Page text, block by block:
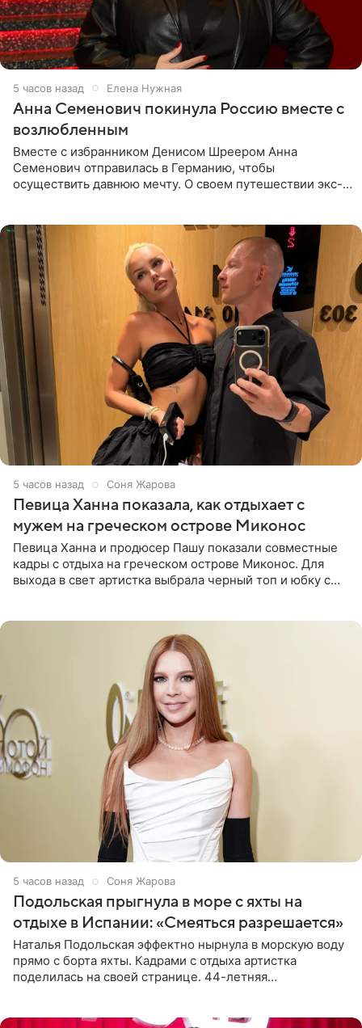
5 часов назад Елена Нужная
Анна Семенович покинула Россию вместе с
возлюбленным
Вместе с избранником Денисом Шреером Анна
Семенович отправилась в Германию, чтобы
осуществить давнюю мечту. О своем путешествии экс-
5 часов назад Соня Жарова
Певица Ханна показала, как отдыхает с
мужем на греческом острове Миконос
Певица Ханна и продюсер Пашу показали совместные
кадры с отдыха на греческом острове Миконос. Для
выхода в свет артистка выбрала черный топ и юбку с
5 часов назад Соня Жарова
Подольская прыгнула в море с яхты на
отдыхе в Испании: «Смеяться разрешается»
Наталья Подольская эффектно нырнула в морскую воду
прямо с борта яхты. Кадрами с отдыха артистка
поделилась на своей странице. 44-летняя